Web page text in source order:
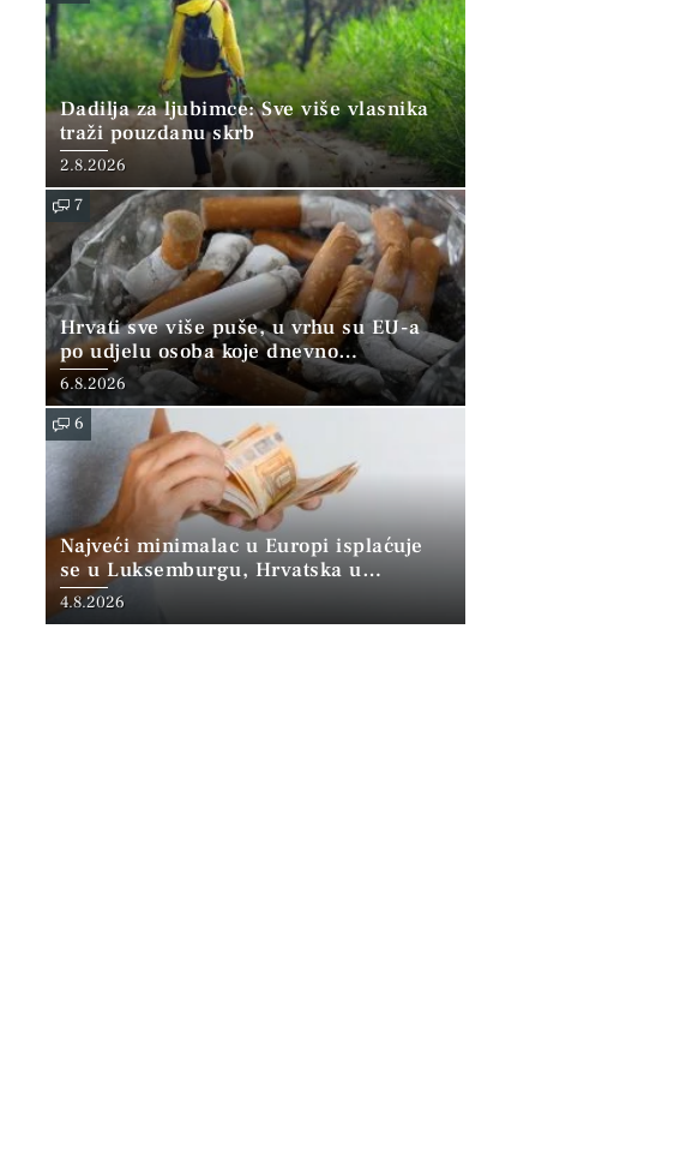
Dadilja za ljubimce: Sve više vlasnika
traži pouzdanu skrb
2.8.2026
7
Hrvati sve više puše, u vrhu su EU-a
po udjelu osoba koje dnevno
konzumiraju duhan
6.8.2026
6
Najveći minimalac u Europi isplaćuje
se u Luksemburgu, Hrvatska u
“srednjoj skupini”
4.8.2026